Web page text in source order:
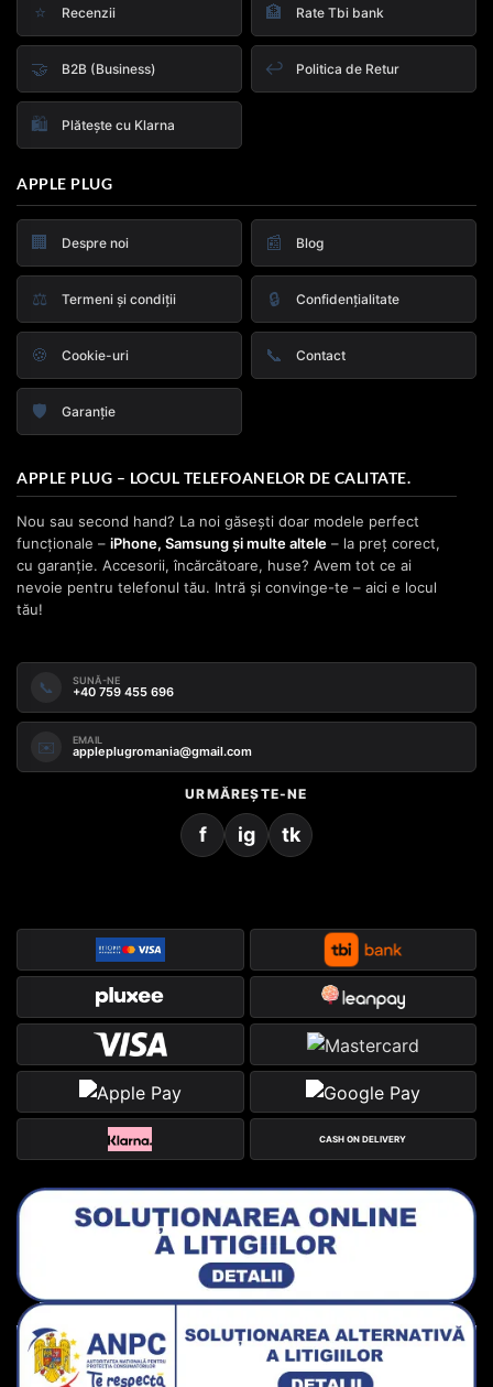
⭐ Recenzii 🏦 Rate Tbi bank
🤝 B2B (Business) ↩️ Politica de Retur
🛍️ Plătește cu Klarna
APPLE PLUG
🏢 Despre noi 📰 Blog
⚖️ Termeni și condiții 🔒 Confidențialitate
🍪 Cookie-uri 📞 Contact
🛡️ Garanție
APPLE PLUG – LOCUL TELEFOANELOR DE CALITATE.
Nou sau second hand? La noi găsești doar modele perfect
funcționale – iPhone, Samsung și multe altele – la preț corect,
cu garanție. Accesorii, încărcătoare, huse? Avem tot ce ai
nevoie pentru telefonul tău. Intră și convinge-te – aici e locul
tău!
📞 SUNĂ-NE
+40 759 455 696
✉️ EMAIL
appleplugromania@gmail.com
URMĂREȘTE-NE
f ig tk
CASH ON DELIVERY